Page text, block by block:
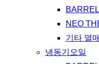
NEO
기타 열
냉동기오일